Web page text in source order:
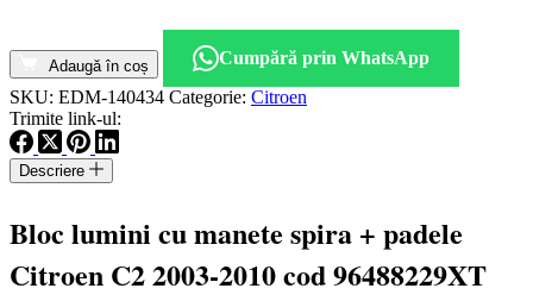
Bloc
lumini
cu
manete
spira
+
padele
2003-
cod
Adaugă în coș
Cumpără prin WhatsApp
SKU: EDM-140434 Categorie: Citroen
Trimite link-ul:
Descriere
Bloc lumini cu manete spira + padele
Citroen C2 2003-2010 cod 96488229XT